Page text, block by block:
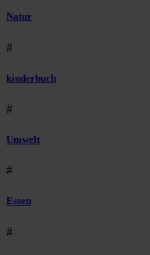
Natur
#
kinderbuch
#
Umwelt
#
Essen
#